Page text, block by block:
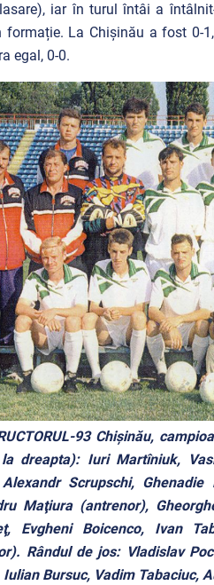
iar în turul întâi a
formație. La Chișinău a fost 0-
egal, 0-0.
93 Chişinău,
dreapta): Iuri Martîniuk,
Alexandr Scrupschi,
Maţiura (antrenor),
Evgheni Boicenco, Ivan
Rândul de jos: Vladislav
Iulian Bursuc, Vadim Tabaciuc,